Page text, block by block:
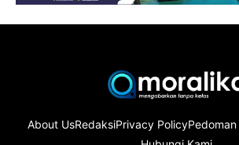
About UsRedaksiPrivacy Policy